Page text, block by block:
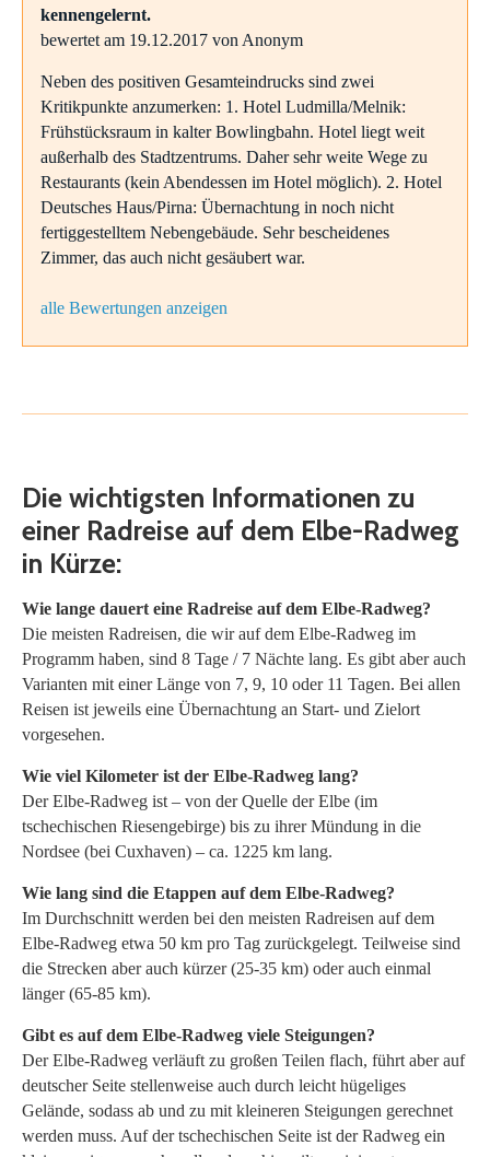
kennengelernt.
bewertet am 19.12.2017 von Anonym
Neben des positiven Gesamteindrucks sind zwei
Kritikpunkte anzumerken: 1. Hotel Ludmilla/Melnik:
Frühstücksraum in kalter Bowlingbahn. Hotel liegt weit
außerhalb des Stadtzentrums. Daher sehr weite Wege zu
Restaurants (kein Abendessen im Hotel möglich). 2. Hotel
Deutsches Haus/Pirna: Übernachtung in noch nicht
fertiggestelltem Nebengebäude. Sehr bescheidenes
Zimmer, das auch nicht gesäubert war.
alle Bewertungen anzeigen
Die wichtigsten Informationen zu
einer Radreise auf dem Elbe-Radweg
in Kürze:
Wie lange dauert eine Radreise auf dem Elbe-Radweg?
Die meisten Radreisen, die wir auf dem Elbe-Radweg im
Programm haben, sind 8 Tage / 7 Nächte lang. Es gibt aber auch
Varianten mit einer Länge von 7, 9, 10 oder 11 Tagen. Bei allen
Reisen ist jeweils eine Übernachtung an Start- und Zielort
vorgesehen.
Wie viel Kilometer ist der Elbe-Radweg lang?
Der Elbe-Radweg ist – von der Quelle der Elbe (im
tschechischen Riesengebirge) bis zu ihrer Mündung in die
Nordsee (bei Cuxhaven) – ca. 1225 km lang.
Wie lang sind die Etappen auf dem Elbe-Radweg?
Im Durchschnitt werden bei den meisten Radreisen auf dem
Elbe-Radweg etwa 50 km pro Tag zurückgelegt. Teilweise sind
die Strecken aber auch kürzer (25-35 km) oder auch einmal
länger (65-85 km).
Gibt es auf dem Elbe-Radweg viele Steigungen?
Der Elbe-Radweg verläuft zu großen Teilen flach, führt aber auf
deutscher Seite stellenweise auch durch leicht hügeliges
Gelände, sodass ab und zu mit kleineren Steigungen gerechnet
werden muss. Auf der tschechischen Seite ist der Radweg ein